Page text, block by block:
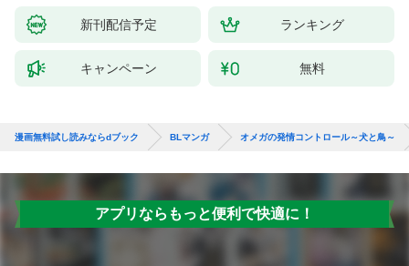
新刊配信予定 ランキング
キャンペーン 無料
漫画無料試し読みならdブック BLマンガ オメガの発情コントロール～犬と鳥～
アプリならもっと便利で快適に！